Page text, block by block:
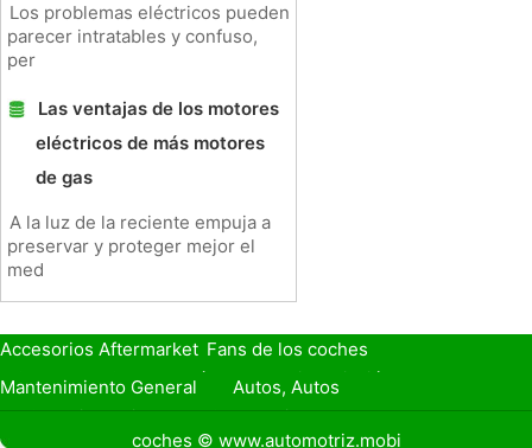
Los problemas eléctricos pueden
parecer intratables y confuso,
per
Las ventajas de los motores
eléctricos de más motores
de gas
A la luz de la reciente empuja a
preservar y proteger mejor el
med
Accesorios Aftermarket Fans de los coches
Seguro de Coche
Préstamos y Financiación
Mantenimiento General
Autos, Autos
Seguridad Vial
Combustibles
coches © www.automotriz.mobi